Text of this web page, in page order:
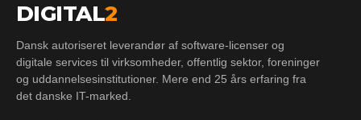
DIGITAL2
Dansk autoriseret leverandør af software-licenser og
digitale services til virksomheder, offentlig sektor, foreninger
og uddannelsesinstitutioner. Mere end 25 års erfaring fra
det danske IT-marked.